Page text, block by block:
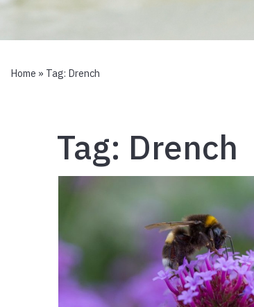
Home » Tag: Drench
Tag: Drench